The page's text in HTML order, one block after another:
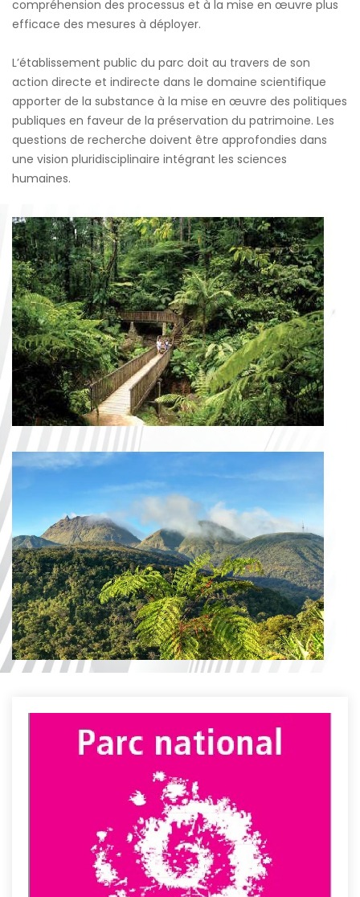
compréhension des processus et à la mise en œuvre plus
efficace des mesures à déployer.
L’établissement public du parc doit au travers de son
action directe et indirecte dans le domaine scientifique
apporter de la substance à la mise en œuvre des politiques
publiques en faveur de la préservation du patrimoine. Les
questions de recherche doivent être approfondies dans
une vision pluridisciplinaire intégrant les sciences
humaines.